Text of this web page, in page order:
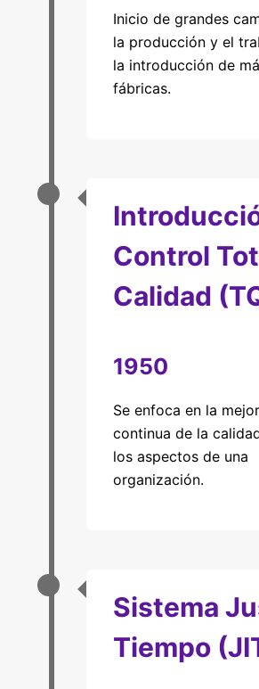
Inicio de grandes
la producción y el
la introducción de
fábricas.
Control
Calidad
1950
Se enfoca en la
continua de la
los aspectos de una
organización.
Sistema
Tiempo